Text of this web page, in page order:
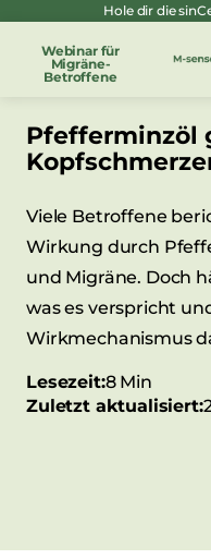
Inhalt
springen
Hole dir die
Webinar für
Migräne-
Betroffene
Pfefferminzöl
Viele Betroffene
Wirkung durch
und Migräne. Doch
was es verspricht
Wirkmechanismus
Lesezeit:8 Min
Zuletzt aktualisiert: